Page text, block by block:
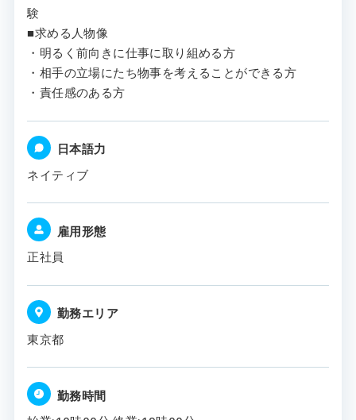
験
■求める人物像
・明るく前向きに仕事に取り組める方
・相手の立場にたち物事を考えることができる方
・責任感のある方
日本語力
ネイティブ
雇用形態
正社員
勤務エリア
東京都
勤務時間